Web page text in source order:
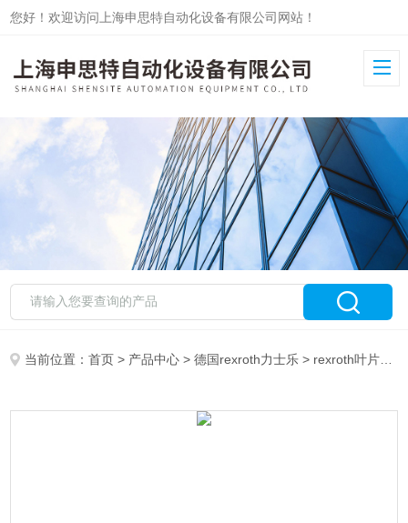
您好！欢迎访问上海申思特自动化设备有限公司网站！
当前位置：首页 > 产品中心 >德国rexroth力士乐 > rexroth叶片泵